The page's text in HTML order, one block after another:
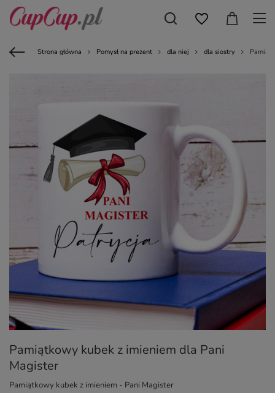
Strona główna Pomysł na prezent dla niej dla siostry
Pamiątkowy kubek z imieniem dla Pani
Magister
Pamiątkowy kubek z imieniem - Pani Magister